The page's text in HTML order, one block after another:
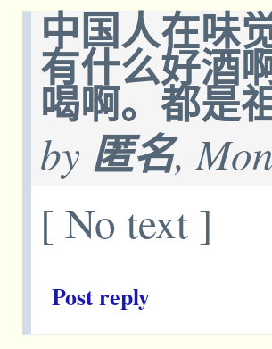
中国人在味
有什么好酒
喝啊。都是
by 匿名,
[ No text ]
Post reply